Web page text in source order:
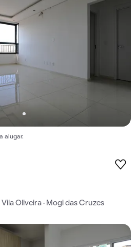
alugar.
Oliveira · Mogi das Cruzes